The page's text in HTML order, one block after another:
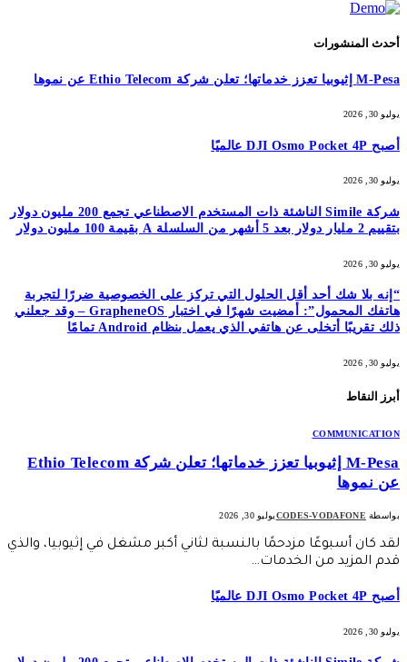
أحدث المنشورات
M-Pesa إثيوبيا تعزز خدماتها؛ تعلن شركة Ethio Telecom عن نموها
يوليو 30, 2026
أصبح DJI Osmo Pocket 4P عالميًا
يوليو 30, 2026
شركة Simile الناشئة ذات المستخدم الاصطناعي تجمع 200 مليون دولار
بتقييم 2 مليار دولار بعد 5 أشهر من السلسلة A بقيمة 100 مليون دولار
يوليو 30, 2026
“إنه بلا شك أحد أقل الحلول التي تركز على الخصوصية ضررًا لتجربة
هاتفك المحمول”: أمضيت شهرًا في اختبار GrapheneOS – وقد جعلني
ذلك تقريبًا أتخلى عن هاتفي الذي يعمل بنظام Android تمامًا
يوليو 30, 2026
أبرز النقاط
COMMUNICATION
M-Pesa إثيوبيا تعزز خدماتها؛ تعلن شركة Ethio Telecom
عن نموها
بواسطة CODES-VODAFONEيوليو 30, 2026
لقد كان أسبوعًا مزدحمًا بالنسبة لثاني أكبر مشغل في إثيوبيا، والذي
قدم المزيد من الخدمات…
أصبح DJI Osmo Pocket 4P عالميًا
يوليو 30, 2026